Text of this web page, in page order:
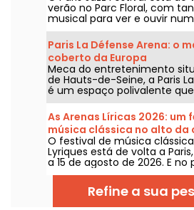
verão no Parc Floral, com
musical para ver e ouvir
bucolico. Aqui está a
concertos gratuitos para
junho a 6 de setembro de
Paris La Défense Arena: o
coberto da Europa
Meca do entretenimento
de Hauts-de-Seine, a Paris
é um espaço polivalente
fusão perfeita entre os
e do desporto. Este local
inaugurado em outubro de
Nanterre, é obrigatório para
concertos e grandes eventos
região.
As Arenas Líricas 2026: um
música clássica no alto da
Montmartre
O festival de música clássica
Lyriques está de volta a
a 15 de agosto de 2026. E no
menos que 16 concertos
Arènes de Montmartre, um
para ouvir os grandes
Refine a sua